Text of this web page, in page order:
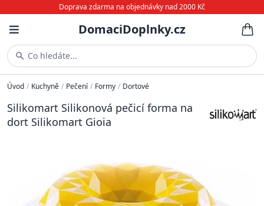
Doprava zdarma na objednávky nad 2000 Kč
DomaciDoplnky.cz
Co hledáte...
Úvod / Kuchyně / Pečení / Formy / Dortové
Silikomart Silikonová pečicí forma na
dort Silikomart Gioia